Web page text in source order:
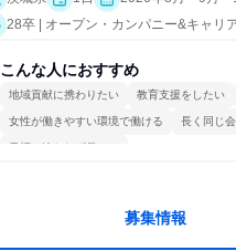
28卒 | オープン・カンパニー&キャリ
こんな人におすすめ
地域貢献に携わりたい 教育支援をしたい
女性が働きやすい環境で働ける 長く同じ
目標に追われず働ける
募集情報